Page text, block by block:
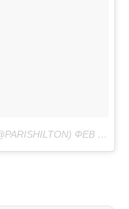
ФЕВ 20 2017 В 5:15 PST